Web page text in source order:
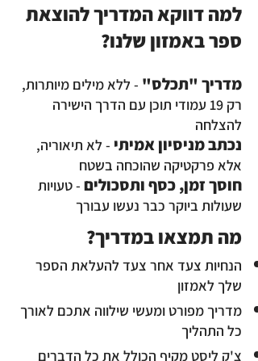
למה דווקא המדריך להוצאת
ספר באמזון שלנו?
מדריך "תכלס" - ללא מילים מיותרות,
רק 19 עמודי תוכן עם הדרך הישירה
להצלחה
נכתב מניסיון אמיתי - לא תיאוריה,
אלא פרקטיקה שהוכחה בשטח
חוסך זמן, כסף ותסכולים - טעויות
שעולות ביוקר כבר נעשו עבורך
מה תמצאו במדריך?
הנחיות צעד אחר צעד להעלאת הספר
שלך לאמזון
מדריך מפורט ומעשי שילווה אתכם לאורך
כל התהליך
צ'ק ליסט מקיף הכולל את כל הדברים